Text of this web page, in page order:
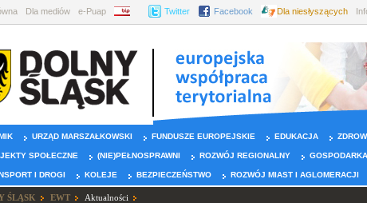
Dla mediów e-Puap BIP Twitter Facebook Dla niesłyszących
URZĄD MARSZAŁKOWSKI FUNDUSZE EUROPEJSKIE EDUKACJA
SPOŁECZNE (NIE)PEŁNOSPRAWNI ROZWÓJ REGIONALNY GOSPODARKA
I DROGI KOLEJE BEZPIECZEŃSTWO ROZWÓJ MIAST I AGLOMERACJI
ŚLĄSK EWT Aktualności